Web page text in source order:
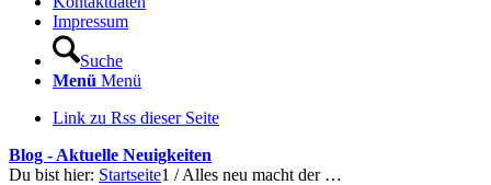
Impressum
Suche
Menü Menü
Link zu Rss dieser Seite
Blog - Aktuelle Neuigkeiten
Du bist hier: Startseite1 / Alles neu macht der …